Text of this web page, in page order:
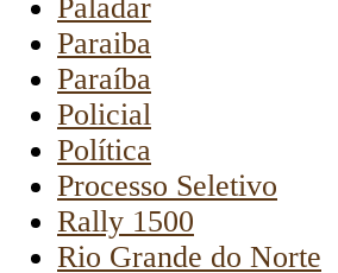
Paladar
Paraiba
Paraíba
Policial
Política
Processo Seletivo
Rally 1500
Rio Grande do Norte